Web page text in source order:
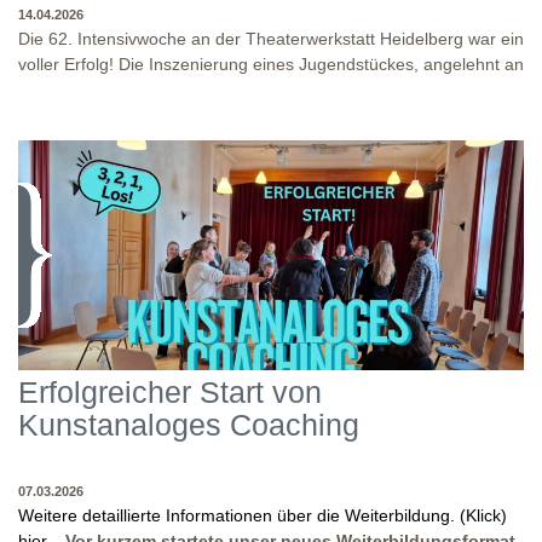
14.04.2026
Die 62. Intensivwoche an der Theaterwerkstatt Heidelberg war ein
voller Erfolg! Die Inszenierung eines Jugendstückes, angelehnt an
Auseinandersetzung mit den Inhalten und Themen dieser Stücke
statt, sowie eine enge Zusammenarbeit in den
Inszenierungsprozessen. Beide Inszenierungen wurden am Ende
auf unserer Bühne präsentiert! Wir danken allen Studierenden
und Dozenten für die gelungene Woche und für die tollen
Abschlusspräsentationen!
WO?
THEATERWERKSTATT HEIDELBERG: KLINGENTEICHSTR. 8, NÄHE
BUSHALTESTELLE PETERSKIRCHE (ALTSTADT)
WANN?
14.04.2026
Erfolgreicher Start von
Kunstanaloges Coaching
07.03.2026
Weitere detaillierte Informationen über die Weiterbildung. (Klick)